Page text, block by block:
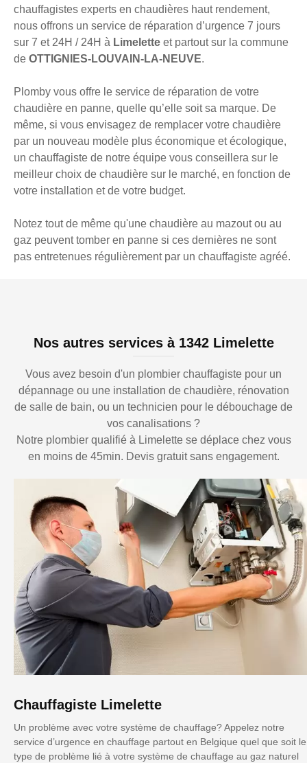
chauffagistes experts en chaudières haut rendement,
nous offrons un service de réparation d’urgence 7 jours
sur 7 et 24H / 24H à Limelette et partout sur la commune
de OTTIGNIES-LOUVAIN-LA-NEUVE.
Plomby vous offre le service de réparation de votre
chaudière en panne, quelle qu’elle soit sa marque. De
même, si vous envisagez de remplacer votre chaudière
par un nouveau modèle plus économique et écologique,
un chauffagiste de notre équipe vous conseillera sur le
meilleur choix de chaudière sur le marché, en fonction de
votre installation et de votre budget.
Notez tout de même qu'une chaudière au mazout ou au
gaz peuvent tomber en panne si ces dernières ne sont
pas entretenues régulièrement par un chauffagiste agréé.
Nos autres services à 1342 Limelette
Vous avez besoin d'un plombier chauffagiste pour un
dépannage ou une installation de chaudière, rénovation
de salle de bain, ou un technicien pour le débouchage de
vos canalisations ?
Notre plombier qualifié à Limelette se déplace chez vous
en moins de 45min. Devis gratuit sans engagement.
Chauffagiste Limelette
Un problème avec votre système de chauffage? Appelez notre
service d’urgence en chauffage partout en Belgique quel que soit le
type de problème lié à votre système de chauffage au gaz naturel